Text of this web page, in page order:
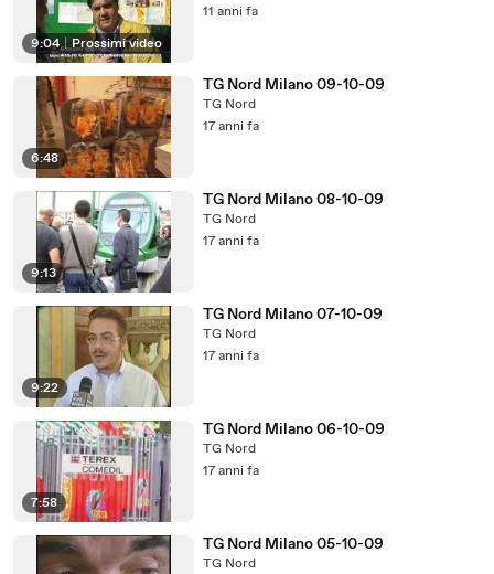
9:04 | Prossimi video
11 anni fa
6:48
TG Nord Milano 09-10-09
TG Nord
17 anni fa
9:13
TG Nord Milano 08-10-09
TG Nord
17 anni fa
9:22
TG Nord Milano 07-10-09
TG Nord
17 anni fa
7:58
TG Nord Milano 06-10-09
TG Nord
17 anni fa
TG Nord Milano 05-10-09
TG Nord